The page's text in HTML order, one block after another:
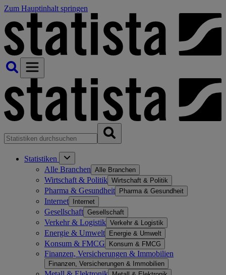
Zum Hauptinhalt springen
Statistiken
Alle Branchen Alle Branchen
Wirtschaft & Politik Wirtschaft & Politik
Pharma & Gesundheit Pharma & Gesundheit
Internet Internet
Gesellschaft Gesellschaft
Verkehr & Logistik Verkehr & Logistik
Energie & Umwelt Energie & Umwelt
Konsum & FMCG Konsum & FMCG
Finanzen, Versicherungen & Immobilien
Finanzen, Versicherungen & Immobilien